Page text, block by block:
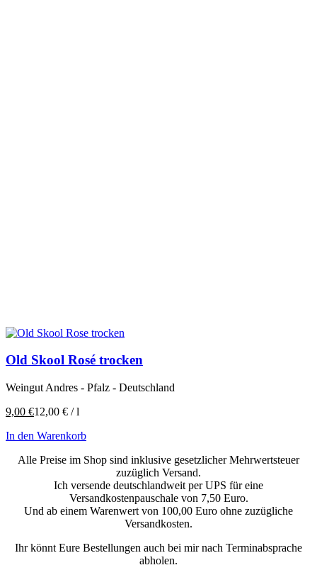
Old Skool Rosé trocken
Weingut Andres - Pfalz - Deutschland
9,00 €12,00 € /l
In den Warenkorb
Alle Preise im Shop sind inklusive gesetzlicher Mehrwertsteuer
zuzüglich Versand.
Ich versende deutschlandweit per UPS für eine
Versandkostenpauschale von 7,50 Euro.
Und ab einem Warenwert von 100,00 Euro ohne zuzügliche
Versandkosten.
Ihr könnt Eure Bestellungen auch bei mir nach Terminabsprache
abholen.